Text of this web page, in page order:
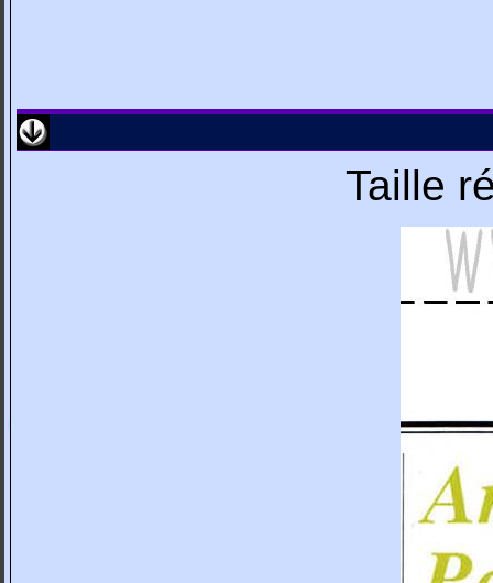
Taille